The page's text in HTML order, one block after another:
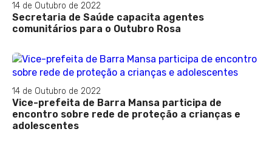
14 de Outubro de 2022
Secretaria de Saúde capacita agentes
comunitários para o Outubro Rosa
14 de Outubro de 2022
Vice-prefeita de Barra Mansa participa de
encontro sobre rede de proteção a crianças e
adolescentes